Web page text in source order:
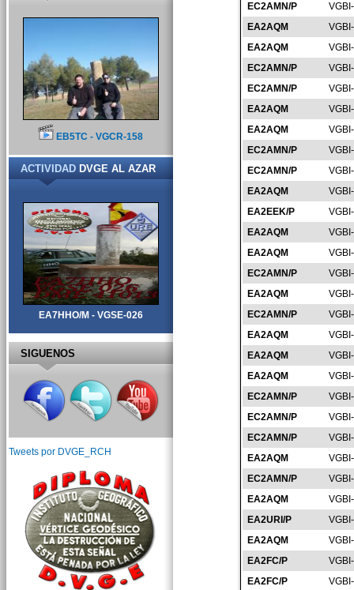
EC2AMN/P
EA2AQM
EA2AQM
EC2AMN/P
EC2AMN/P
EA2AQM
EA2AQM
EC2AMN/P
EC2AMN/P
EA2AQM
EA2EEK/P
EA2AQM
EA2AQM
EC2AMN/P
EA2AQM
EC2AMN/P
EA2AQM
EA2AQM
EA2AQM
EC2AMN/P
EC2AMN/P
EC2AMN/P
EA2AQM
EC2AMN/P
EA2AQM
EA2URI/P
EA2AQM
EA2FC/P
EA2FC/P
EB5TC - VGCR-158
ACTIVIDADDVGE AL AZAR
EA7HHO/M - VGSE-026
SIGUENOS
Tweets por DVGE_RCH